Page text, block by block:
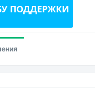
ПОДДЕРЖКИ